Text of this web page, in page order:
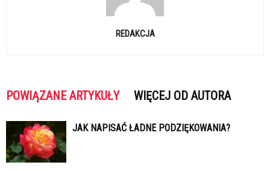
REDAKCJA
POWIĄZANE ARTYKUŁY WIĘCEJ OD AUTORA
JAK NAPISAĆ ŁADNE PODZIĘKOWANIA?